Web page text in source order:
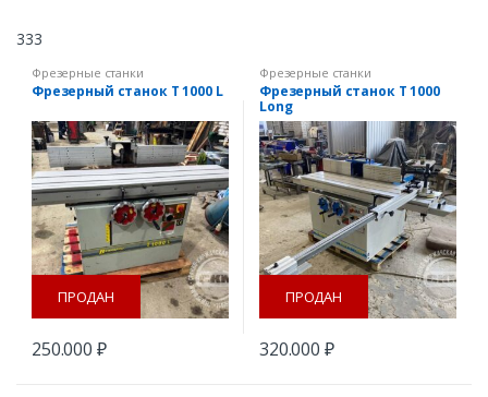
333
Фрезерные станки
Фрезерный станок T 1000 L
ПРОДАН
250.000 ₽
Фрезерные станки
Фрезерный станок T 1000
Long
ПРОДАН
320.000 ₽